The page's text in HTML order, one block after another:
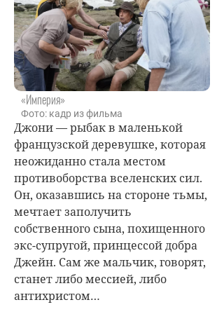
«Империя»
Фото: кадр из фильма
Джони — рыбак в маленькой
французской деревушке, которая
неожиданно стала местом
противоборства вселенских сил.
Он, оказавшись на стороне тьмы,
мечтает заполучить
собственного сына, похищенного
экс-супругой, принцессой добра
Джейн. Сам же мальчик, говорят,
станет либо мессией, либо
антихристом…